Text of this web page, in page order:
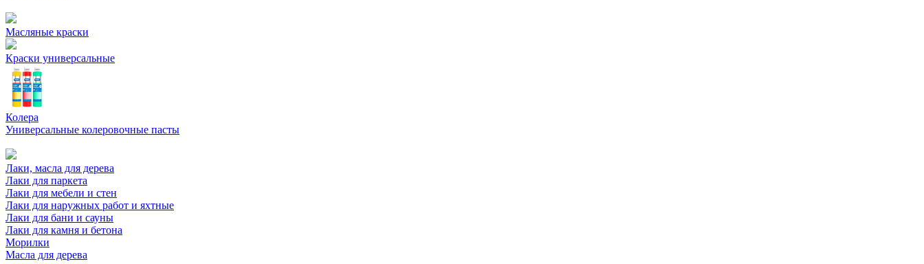
Масляные краски
Краски универсальные
Колера
Универсальные колеровочные пасты
Лаки, масла для дерева
Лаки для паркета
Лаки для мебели и стен
Лаки для наружных работ и яхтные
Лаки для бани и сауны
Лаки для камня и бетона
Морилки
Масла для дерева